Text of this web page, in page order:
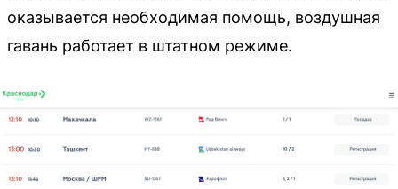
оказывается необходимая помощь, воздушная
гавань работает в штатном режиме.